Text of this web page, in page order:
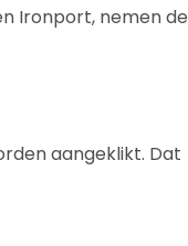
Ironport, nemen de
aangeklikt. Dat